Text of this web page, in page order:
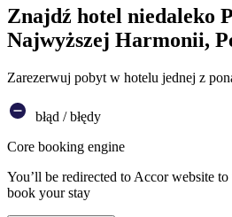
Znajdź hotel niedaleko
Najwyższej Harmonii,
Zarezerwuj pobyt w hotelu jednej z
błąd / błędy
Core booking engine
You’ll be redirected to Accor website
book your stay